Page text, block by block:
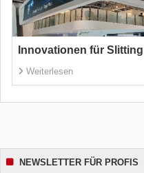
Innovationen für
Weiterlesen
NEWSLETTER FÜR PROFIS